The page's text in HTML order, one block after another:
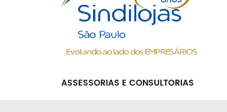
ASSESSORIAS E CONSULTORIAS